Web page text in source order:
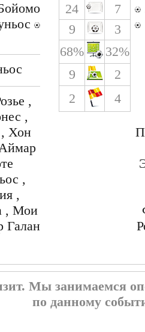
,
,
, Хон
,
,
, Мои
Галан
24
7
9
3
68%
32%
9
2
2
4
Мы занимаемся
по данному